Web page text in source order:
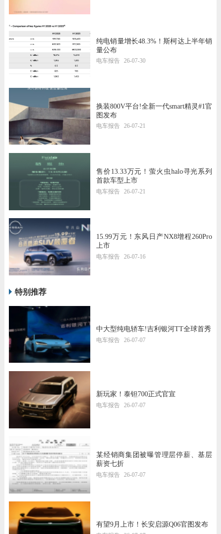
纯电销量增长48.3%！斯柯达上半年销
量公布
电车报告 26-07-30
换装800V平台!全新一代smart精灵#1官
图发布
电车报告 26-07-21
售价13.33万元！萤火虫halo寻光系列
首款车型上市
电车报告 26-07-21
15.99万元！东风日产NX8增程260Pro
上市
电车报告 26-07-16
特别推荐
中大型纯电轿车!吉利银河TT全球首秀
电车报告 26-07-07
新玩家！泰钽700正式官宣
电车报告 26-07-07
某经销商集团被曝管理层停薪、基层
薪资七折
电车报告 26-07-07
有望9月上市！长安启源Q06官图发布